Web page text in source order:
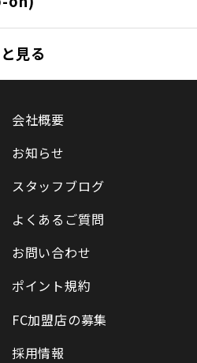
見る
会社概要
お知らせ
スタッフブログ
よくあるご質問
お問い合わせ
ポイント規約
FC加盟店の募集
採用情報